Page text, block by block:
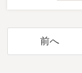
前へ